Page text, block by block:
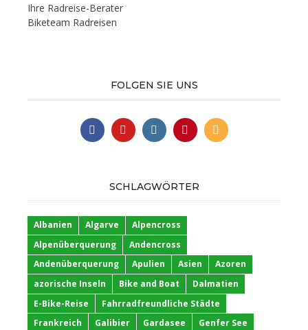
Ihre Radreise-Berater
Biketeam Radreisen
FOLGEN SIE UNS
SCHLAGWÖRTER
Albanien Algarve
Alpencross
Alpenüberquerung
Andencross
Andenüberquerung
Apulien Asien
Azoren
azorische Inseln
Bike and Boat
Dalmatien
E-Bike-Reise
Fahrradfreundliche Städte
Frankreich
Galibier Gardasee
Genfer See